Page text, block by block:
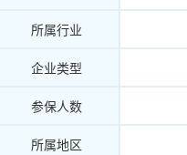
所属行业
企业类型
参保人数
所属地区